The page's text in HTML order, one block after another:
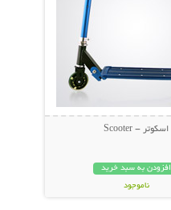
اسکوتر - Scooter
افزودن به سبد خرید
ناموجود